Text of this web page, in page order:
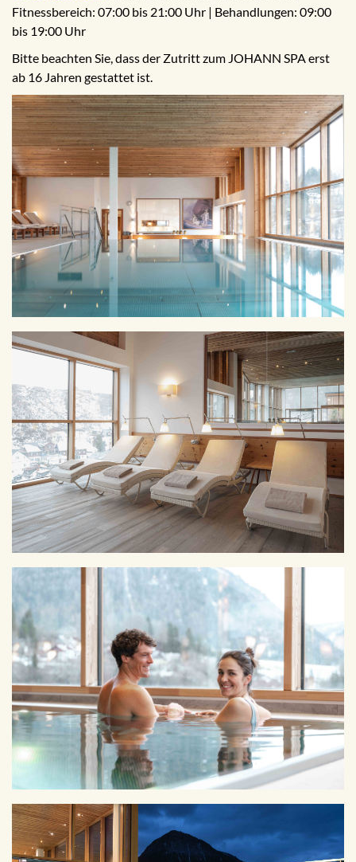
Fitnessbereich: 07:00 bis 21:00 Uhr | Behandlungen: 09:00
bis 19:00 Uhr
Bitte beachten Sie, dass der Zutritt zum JOHANN SPA erst
ab 16 Jahren gestattet ist.